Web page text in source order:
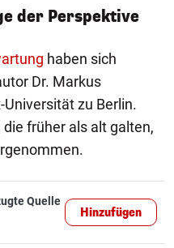
der Perspektive
haben sich
Dr. Markus
zu Berlin.
früher als alt galten,
Quelle
Hinzufügen